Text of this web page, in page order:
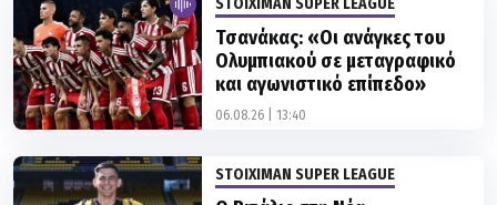
Ολυμπιακού σε μεταγραφικό
και αγωνιστικό επίπεδο»
06.08.26 | 13:40
STOIXIMAN SUPER LEAGUE
Φιλαδέλφεια (video)